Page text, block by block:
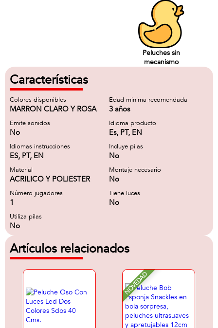
Peluches sin
mecanismo
Características
Colores disponibles
MARRON CLARO Y ROSA
Edad minima recomendada
3 años
Emite sonidos
No
Idioma producto
Es, PT, EN
Idiomas instrucciones
ES, PT, EN
Incluye pilas
No
Material
ACRILICO Y POLIESTER
Montaje necesario
No
Número jugadores
1
Tiene luces
No
Utiliza pilas
No
Artículos relacionados
NOVEDAD